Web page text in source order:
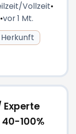
Vollzeit•
•vor 1 Mt.
Experte
100%